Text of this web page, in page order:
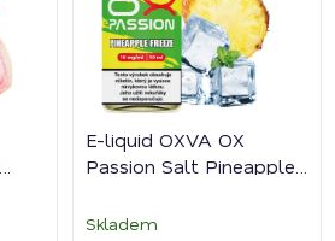
E-liquid OXVA OX
Passion Salt Pineapple
Skladem